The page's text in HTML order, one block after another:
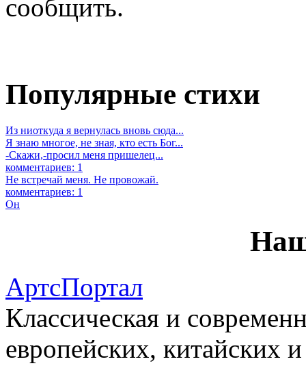
сообщить.
Популярные стихи
Из ниоткуда я вернулась вновь сюда...
Я знаю многое, не зная, кто есть Бог...
-Скажи,-просил меня пришелец...
комментариев: 1
Не встречай меня. Не провожай.
комментариев: 1
Он
АртсПортал
Классическая и
европейских, китайских